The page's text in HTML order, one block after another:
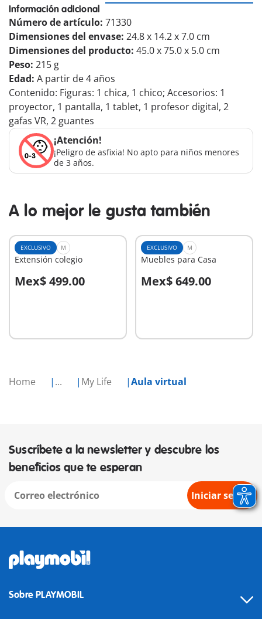
Home ... My Life Aula virtual
Información adicional
Número de artículo: 71330
Dimensiones del envase: 24.8 x 14.2 x 7.0 cm
Dimensiones del producto: 45.0 x 75.0 x 5.0 cm
Peso: 215 g
Edad: A partir de 4 años
Contenido: Figuras: 1 chica, 1 chico; Accesorios: 1
proyector, 1 pantalla, 1 tablet, 1 profesor digital, 2
gafas VR, 2 guantes
¡Atención!
¡Peligro de asfixia! No apto para niños menores
de 3 años.
A lo mejor le gusta también
EXCLUSIVO M
Extensión colegio
Mex$ 499.00
A la cesta
EXCLUSIVO M
Muebles para Casa
Mex$ 649.00
A la cesta
Suscríbete a la newsletter y descubre los
beneficios que te esperan
Iniciar sesión
Sobre PLAYMOBIL